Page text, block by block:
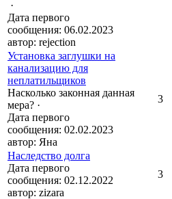
·
Дата первого
сообщения: 06.02.2023
автор: rejection
Установка заглушки на
канализацию для
неплатильщиков
Насколько законная данная
мера? ·
Дата первого
сообщения: 02.02.2023
автор: Яна
3
Наследство долга
Дата первого
сообщения: 02.12.2022
автор: zizara
3